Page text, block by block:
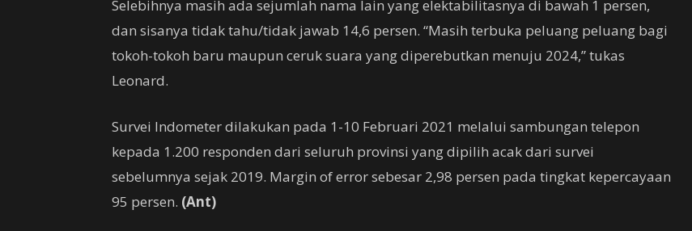
Selebihnya masih ada sejumlah nama lain yang elektabilitasnya di bawah 1 persen,
dan sisanya tidak tahu/tidak jawab 14,6 persen. “Masih terbuka peluang peluang bagi
tokoh-tokoh baru maupun ceruk suara yang diperebutkan menuju 2024,” tukas
Leonard.
Survei Indometer dilakukan pada 1-10 Februari 2021 melalui sambungan telepon
kepada 1.200 responden dari seluruh provinsi yang dipilih acak dari survei
sebelumnya sejak 2019. Margin of error sebesar 2,98 persen pada tingkat kepercayaan
95 persen. (Ant)